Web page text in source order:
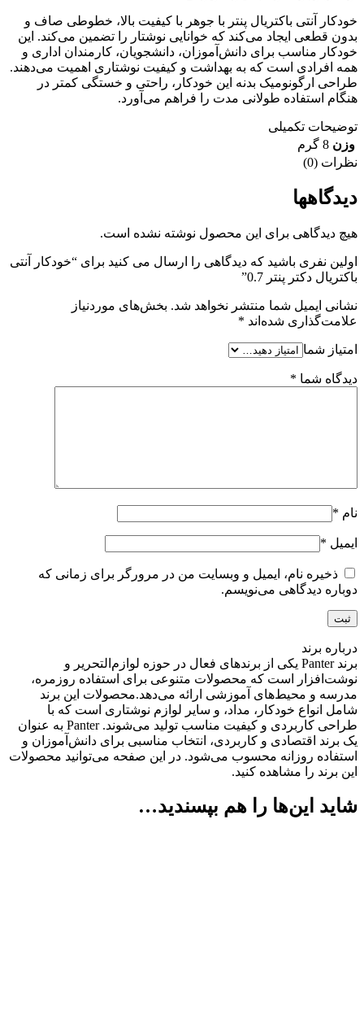
خودکار آنتی باکتریال پنتر با جوهر با کیفیت بالا، خطوطی صاف و
بدون قطعی ایجاد می‌کند که خوانایی نوشتار را تضمین می‌کند. این
خودکار مناسب برای دانش‌آموزان، دانشجویان، کارمندان اداری و
همه افرادی است که به بهداشت و کیفیت نوشتاری اهمیت می‌دهند.
طراحی ارگونومیک بدنه این خودکار، راحتی و خستگی کمتر در
هنگام استفاده طولانی مدت را فراهم می‌آورد.
توضیحات تکمیلی
وزن 8 گرم
نظرات (0)
دیدگاهها
هیچ دیدگاهی برای این محصول نوشته نشده است.
اولین نفری باشید که دیدگاهی را ارسال می کنید برای “خودکار آنتی
باکتریال دکتر پنتر 0.7”
نشانی ایمیل شما منتشر نخواهد شد. بخش‌های موردنیاز
علامت‌گذاری شده‌اند *
امتیاز شما
دیدگاه شما *
نام *
ایمیل *
ذخیره نام، ایمیل و وبسایت من در مرورگر برای زمانی که
دوباره دیدگاهی می‌نویسم.
درباره برند
برند Panter یکی از برندهای فعال در حوزه لوازم‌التحریر و
نوشت‌افزار است که محصولات متنوعی برای استفاده روزمره،
مدرسه و محیط‌های آموزشی ارائه می‌دهد.محصولات این برند
شامل انواع خودکار، مداد، و سایر لوازم نوشتاری است که با
طراحی کاربردی و کیفیت مناسب تولید می‌شوند. Panter به عنوان
یک برند اقتصادی و کاربردی، انتخاب مناسبی برای دانش‌آموزان و
استفاده روزانه محسوب می‌شود. در این صفحه می‌توانید محصولات
این برند را مشاهده کنید.
شاید این‌ها را هم بپسندید…